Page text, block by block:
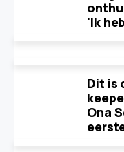
'Ik
Dit is
Ona